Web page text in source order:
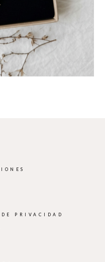
PRIVACIDAD